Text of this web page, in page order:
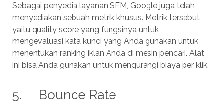
Sebagai penyedia layanan SEM, Google juga telah
menyediakan sebuah metrik khusus. Metrik tersebut
yaitu quality score yang fungsinya untuk
mengevaluasi kata kunci yang Anda gunakan untuk
menentukan ranking iklan Anda di mesin pencari. Alat
ini bisa Anda gunakan untuk mengurangi biaya per klik.
5. Bounce Rate